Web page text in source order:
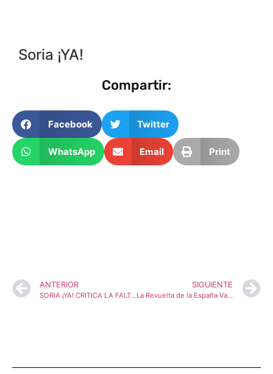
Soria ¡YA!
Compartir:
Facebook Twitter
WhatsApp Email Print
ANTERIOR
SORIA ¡YA! CRITICA LA FALTA DE COMPROMISO DE LA JUNTA CON LA RESIDENCIA DE LOS ROYALES Y CON LA EJECUCIÓN DEL PLAN DE CARRETERAS EN LA PROVINCIA
SIGUIENTE
La Revuelta de la España Vaciada se moviliza este sábado para reclamar otro modelo de gestión forestal y evitar los incendios